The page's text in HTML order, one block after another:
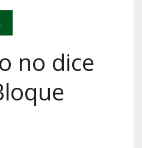
no dice